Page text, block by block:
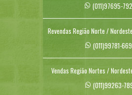
(011)97695-
Revendas Região Norte /
(011)99781-
Vendas Região Nortes /
(011)99263-